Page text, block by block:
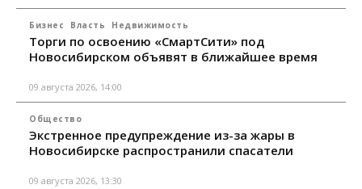
Бизнес Власть Недвижимость
Торги по освоению «СмартСити» под
Новосибирском объявят в ближайшее время
09 августа 2026, 14:00
Общество
Экстренное предупреждение из-за жары в
Новосибирске распространили спасатели
09 августа 2026, 13:30